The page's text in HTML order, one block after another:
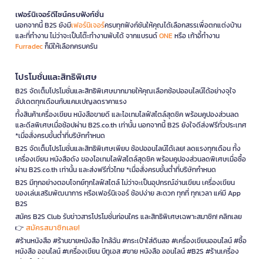
เฟอร์นิเจอร์ดีไซน์ครบฟังก์ชั่น
นอกจากนี้ B2S ยังมีเฟอร์นิเจอร์ครบทุกฟังก์ชันให้คุณได้เลือกสรรเพื่อตกแต่งบ้าน
และที่ทำงาน ไม่ว่าจะเป็นโต๊ะทำงานพับได้ จากแบรนด์ONEหรือ เก้าอี้ทำงาน
Furradecก็มีให้เลือกครบครัน
โปรโมชั่นและสิทธิพิเศษ
B2S จัดเต็มโปรโมชั่นและสิทธิพิเศษมากมายให้คุณเลือกช้อปออนไลน์ได้อย่างจุใจ
อัปเดตทุกเดือนกับแคมเปญลดราคาแรง
ทั้งสินค้าเครื่องเขียน หนังสือขายดี และไอเทมไลฟ์สไตล์สุดชิค พร้อมคูปองส่วนลด
และดีลพิเศษเมื่อช้อปผ่าน B2S.co.th เท่านั้น นอกจากนี้ B2S ยังใจดีส่งฟรีทั่วประเทศ
*เมื่อสั่งครบขั้นต่ำที่บริษัทกำหนด
B2S จัดเต็มโปรโมชั่นและสิทธิพิเศษเพียบ ช้อปออนไลน์ได้เลย! ลดแรงทุกเดือน ทั้ง
เครื่องเขียน หนังสือดัง ของไอเทมไลฟ์สไตล์สุดชิค พร้อมคูปองส่วนลดพิเศษเมื่อซื้อ
ผ่าน B2S.co.th เท่านั้น และส่งฟรีทั่วไทย *เมื่อสั่งครบขั้นต่ำที่บริษัทกำหนด
B2S มีทุกอย่างตอบโจทย์ทุกไลฟ์สไตล์ ไม่ว่าจะเป็นอุปกรณ์อ่านเขียน เครื่องเขียน
ของเล่นเสริมพัฒนาการ หรือเฟอร์นิเจอร์ ช้อปง่าย สะดวก ทุกที่ ทุกเวลา แค่มี App
B2S
สมัคร B2S Club รับข่าวสารโปรโมชั่นก่อนใคร และสิทธิพิเศษเฉพาะสมาชิก! คลิกเลย
👉 สมัครสมาชิกเลย!
#ร้านหนังสือ #ร้านขายหนังสือ ใกล้ฉัน #กระเป๋าใส่ดินสอ #เครื่องเขียนออนไลน์ #ซื้อ
หนังสือ ออนไลน์ #เครื่องเขียน บีทูเอส #ขาย หนังสือ ออนไลน์ #B2S #ร้านเครื่อง